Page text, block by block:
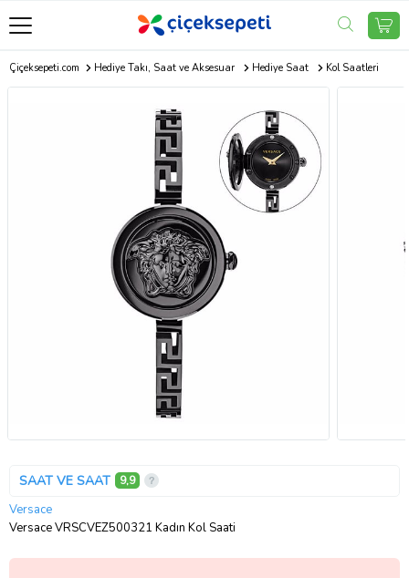
Çiçeksepeti.com Hediye Takı, Saat ve Aksesuar Hediye Saat Kol Saatleri
SAAT VE SAAT 9,9
Versace
Versace VRSCVEZ500321 Kadın Kol Saati